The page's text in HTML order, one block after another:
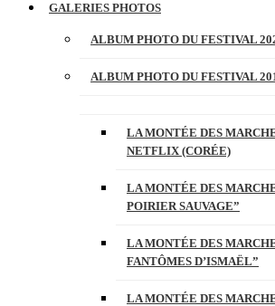
GALERIES PHOTOS
ALBUM PHOTO DU FESTIVAL
ALBUM PHOTO DU FESTIVAL
LA MONTÉE DES
NETFLIX (CORÉE)
LA MONTÉE DES
POIRIER SAUVAGE”
LA MONTÉE DES
FANTÔMES D’ISMAËL”
LA MONTÉE DES